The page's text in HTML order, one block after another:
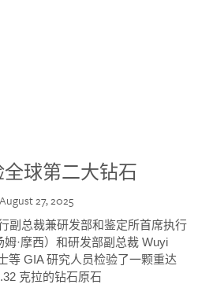
全球第二大钻石
August 27, 2025
副总裁兼研发部和鉴定所首席执行
姆·摩西）和研发部副总裁 Wuyi
等 GIA 研究人员检验了一颗重达
克拉的钻石原石